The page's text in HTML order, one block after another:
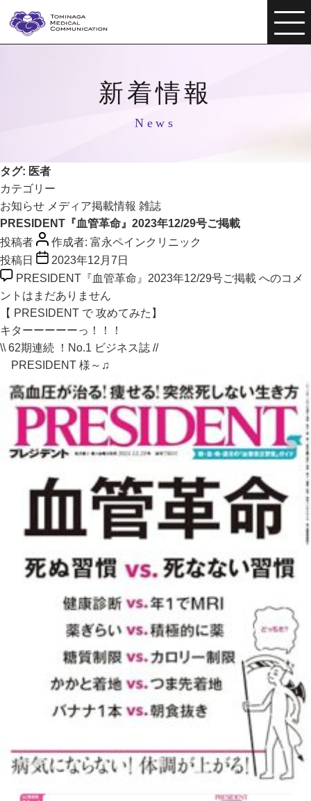
新着情報
News
タグ: 医者
カテゴリー
お知らせ メディア掲載情報 雑誌
PRESIDENT『血管革命』2023年12/29号ご掲載
投稿者
作成者: 富永ペインクリニック
投稿日
2023年12月7日
PRESIDENT『血管革命』2023年12/29号ご掲載 へのコメ
ントはまだありません
【 PRESIDENT で 攻めてみた】
キターーーーーっ！！！
\\ 62期連続 ！No.1 ビジネス誌 //
PRESIDENT 様～♫